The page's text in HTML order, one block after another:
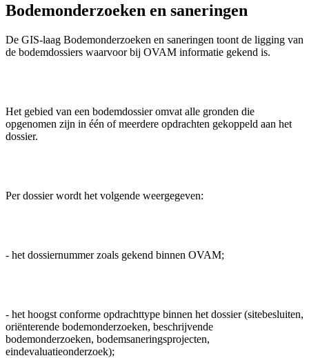
Bodemonderzoeken en saneringen
De GIS-laag Bodemonderzoeken en saneringen toont de ligging van
de bodemdossiers waarvoor bij OVAM informatie gekend is.
Het gebied van een bodemdossier omvat alle gronden die
opgenomen zijn in één of meerdere opdrachten gekoppeld aan het
dossier.
Per dossier wordt het volgende weergegeven:
- het dossiernummer zoals gekend binnen OVAM;
- het hoogst conforme opdrachttype binnen het dossier (sitebesluiten,
oriënterende bodemonderzoeken, beschrijvende
bodemonderzoeken, bodemsaneringsprojecten,
eindevaluatieonderzoek);